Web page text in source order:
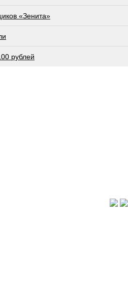
«Зенита»
рублей